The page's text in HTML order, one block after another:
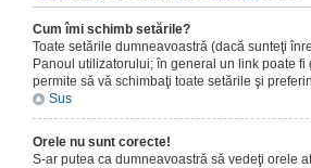
Cum îmi schimb setările?
Toate setările dumneavoastră (dacă sunteţi
Panoul utilizatorului; în general un link poate
permite să vă schimbaţi toate setările şi
Sus
Orele nu sunt corecte!
S-ar putea ca dumneavoastră să vedeţi orele